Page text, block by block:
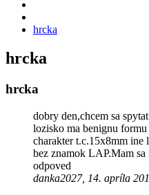
hrcka
hrcka
hrcka
dobry den,chcem sa
lozisko ma benignu
charakter t.c.15x8mm ine
bez znamok LAP.Mam sa
odpoved
danka2027, 14. apríla